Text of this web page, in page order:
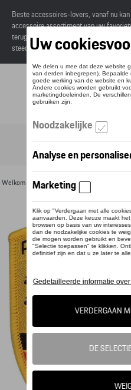
Beste accessoires-lovers, vanaf nu
accessoire assortiment van uw
terugvinden in de online catalogus. Deze
steeds besteld worden via uw dealer.
Welkom >Voor u >Divers > Detail